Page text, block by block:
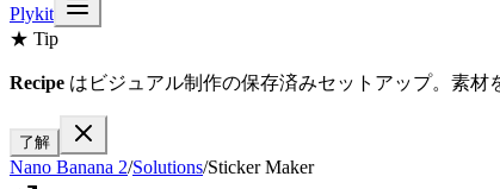
Plykit
★ Tip
Recipe はビジュアル制作の保存済みセットアップ。素材
了解
Nano Banana 2/Solutions/Sticker Maker